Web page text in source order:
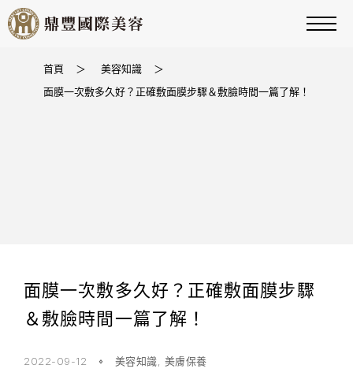
首頁 ＞ 美容知識
＞
面膜一次敷多久好？正確敷面膜步驟＆敷臉時間一篇了解！
面膜一次敷多久好？正確敷面膜步驟
＆敷臉時間一篇了解！
2022-09-12 美容知識 美膚保養